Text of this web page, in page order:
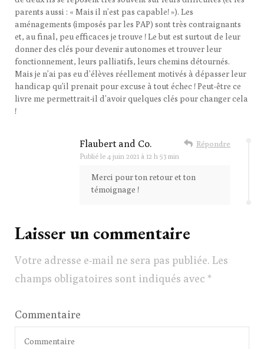
parents aussi : « Mais il n’est pas capable! »). Les
aménagements (imposés par les PAP) sont très contraignants
et, au final, peu efficaces je trouve ! Le but est surtout de leur
donner des clés pour devenir autonomes et trouver leur
fonctionnement, leurs palliatifs, leurs chemins détournés.
Mais je n’ai pas eu d’élèves réellement motivés à dépasser leur
handicap qu’il prenait pour excuse à tout échec ! Peut-être ce
livre me permettrait-il d’avoir quelques clés pour changer cela
!
Flaubert and Co.
Publié le 4 juin 2021 à 12 h 53 min
Répondre
Merci pour ton retour et ton
témoignage !
Laisser un commentaire
Votre adresse e-mail ne sera pas publiée. Les
champs obligatoires sont indiqués avec *
Commentaire